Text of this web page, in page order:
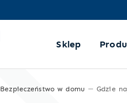
Sklep
Bezpieczeństwo w domu